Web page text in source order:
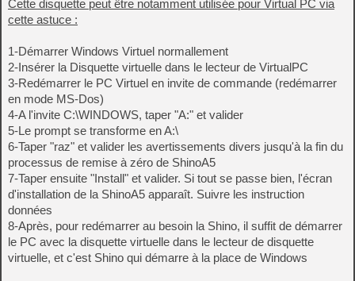
Cette disquette peut être notamment utilisée pour Virtual PC via
cette astuce :
1-Démarrer Windows Virtuel normallement
2-Insérer la Disquette virtuelle dans le lecteur de VirtualPC
3-Redémarrer le PC Virtuel en invite de commande (redémarrer
en mode MS-Dos)
4-A l'invite C:\WINDOWS, taper "A:" et valider
5-Le prompt se transforme en A:\
6-Taper "raz" et valider les avertissements divers jusqu'à la fin du
processus de remise à zéro de ShinoA5
7-Taper ensuite "Install" et valider. Si tout se passe bien, l'écran
d'installation de la ShinoA5 apparaît. Suivre les instruction
données
8-Après, pour redémarrer au besoin la Shino, il suffit de démarrer
le PC avec la disquette virtuelle dans le lecteur de disquette
virtuelle, et c'est Shino qui démarre à la place de Windows